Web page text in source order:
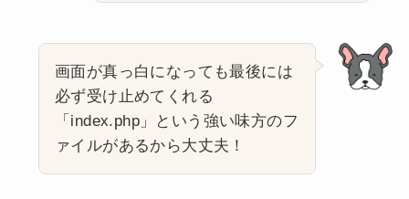
画面が真っ白になっても最後には
必ず受け止めてくれる
「index.php」という強い味方のフ
ァイルがあるから大丈夫！